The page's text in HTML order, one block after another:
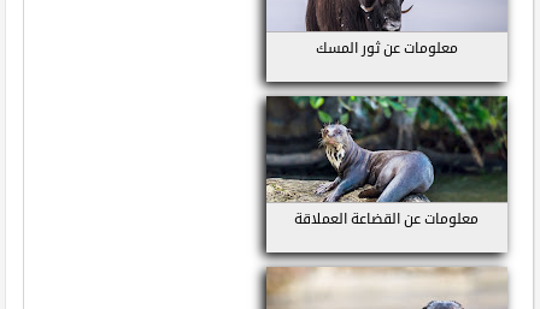
معلومات عن ثور المسك
معلومات عن القضاعة العملاقة